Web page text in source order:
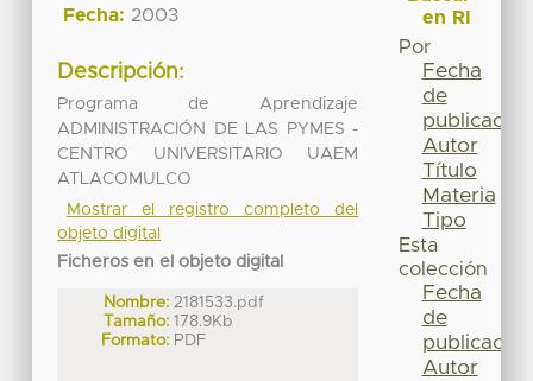
Fecha: 2003
Descripción:
Programa de Aprendizaje
ADMINISTRACIÓN DE LAS PYMES -
CENTRO UNIVERSITARIO UAEM
ATLACOMULCO
Mostrar el registro completo del
objeto digital
Ficheros en el objeto digital
Nombre: 2181533.pdf
Tamaño: 178.9Kb
Formato: PDF
en RI
Por
Fecha
de
publicación
Autor
Título
Materia
Tipo
Esta
colección
Fecha
de
publicación
Autor